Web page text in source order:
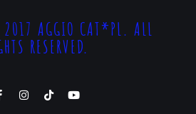
2017 AGGIO CAT*PL. ALL
RESERVED.